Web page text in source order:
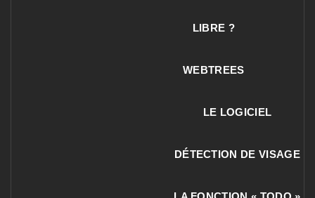
LIBRE ?
WEBTREES
LE LOGICIEL
DÉTECTION DE VISAGE